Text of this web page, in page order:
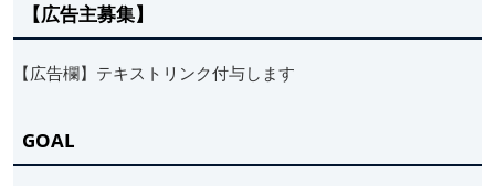
【広告主募集】
【広告欄】テキストリンク付与します
GOAL